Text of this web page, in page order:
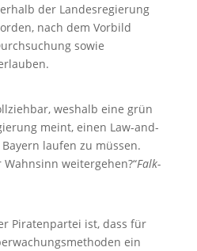
der Landesregierung
nach dem Vorbild
sowie
weshalb eine grün
meint, einen Law-and-
laufen zu müssen.
weitergehen?“Falk-
Piratenpartei ist, dass für
ein